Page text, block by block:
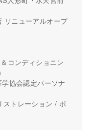
リニューアルオープ
コンディショニン
協会認定パーソナ
ストレーション / ポ